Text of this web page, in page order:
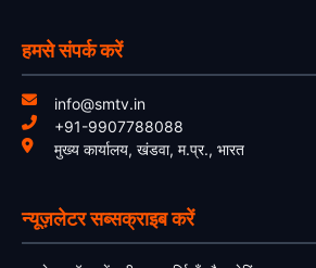
हमसे संपर्क करें
info@smtv.in
+91-9907788088
मुख्य कार्यालय, खंडवा, म.प्र., भारत
न्यूज़लेटर सब्सक्राइब करें